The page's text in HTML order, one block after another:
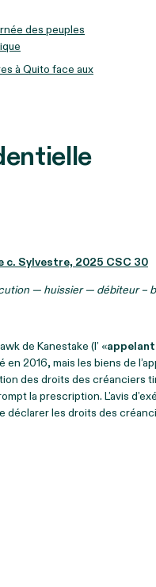
des peuples
à Quito face aux
c. Sylvestre, 2025 CSC 30
— huissier — débiteur –
de Kanestake (l’ «appelant
en 2016, mais les biens de
des droits des créanciers
la prescription. L’avis
déclarer les droits des